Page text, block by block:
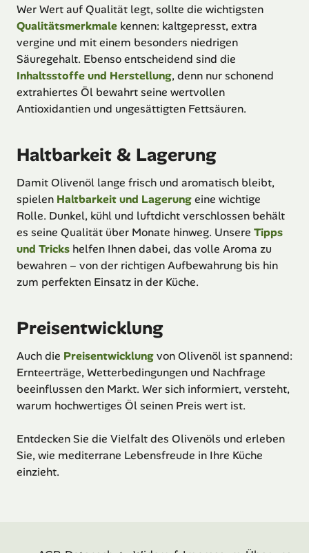
Wer Wert auf Qualität legt, sollte die wichtigsten
Qualitätsmerkmale kennen: kaltgepresst, extra
vergine und mit einem besonders niedrigen
Säuregehalt. Ebenso entscheidend sind die
Inhaltsstoffe und Herstellung, denn nur schonend
extrahiertes Öl bewahrt seine wertvollen
Antioxidantien und ungesättigten Fettsäuren.
Haltbarkeit & Lagerung
Damit Olivenöl lange frisch und aromatisch bleibt,
spielen Haltbarkeit und Lagerungeine wichtige
Rolle. Dunkel, kühl und luftdicht verschlossen behält
es seine Qualität über Monate hinweg. Unsere Tipps
und Tricks helfen Ihnen dabei, das volle Aroma zu
bewahren – von der richtigen Aufbewahrung bis hin
zum perfekten Einsatz in der Küche.
Preisentwicklung
Auch die Preisentwicklungvon Olivenöl ist spannend:
Ernteerträge, Wetterbedingungen und Nachfrage
beeinflussen den Markt. Wer sich informiert, versteht,
warum hochwertiges Öl seinen Preis wert ist.
Entdecken Sie die Vielfalt des Olivenöls und erleben
Sie, wie mediterrane Lebensfreude in Ihre Küche
einzieht.